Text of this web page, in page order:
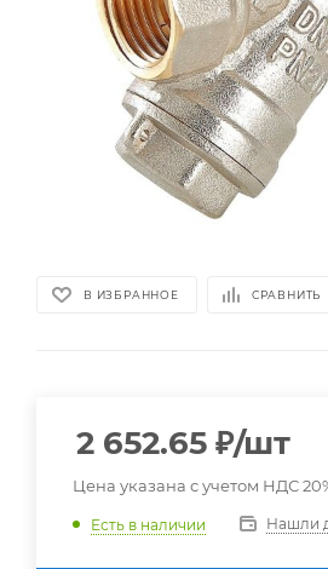
В ИЗБРАННОЕ СРАВНИТЬ
2 652.65 ₽/шт
Цена указана с учетом НДС
Есть в наличии Нашли